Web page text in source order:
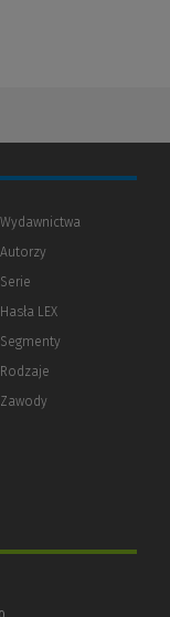
Wydawnictwa
Autorzy
Serie
Hasła LEX
Segmenty
Rodzaje
Zawody